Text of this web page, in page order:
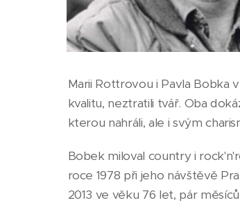
Marii Rottrovou i Pavla Bobka
kvalitu, neztratili tvář. Oba
kterou nahráli, ale i svým
Bobek miloval country i
roce 1978 při jeho návštěvě
2013 ve věku 76 let, pár